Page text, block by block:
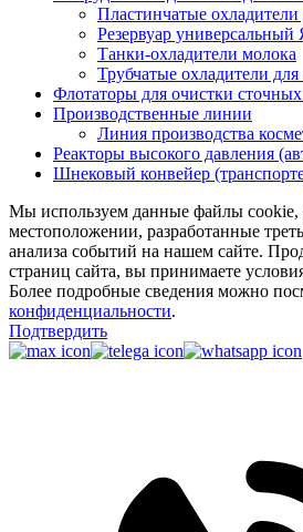
Пластинчатые охладители
Резервуар
Танки-охладители молока
Трубчатые охладители
Флотаторы для очистки
Производственные линии
Линия производства
Реакторы высокого давления
Шнековый конвейер
Мы используем данные файлы cookie,
местоположении, разработанные
анализа событий на нашем сайте.
страниц сайта, вы принимаете
Более подробные сведения можно
конфиденциальности.
Подтвердить